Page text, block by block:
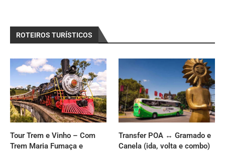
ROTEIROS TURÍSTICOS
Tour Trem e Vinho – Com
Trem Maria Fumaça e
Transfer POA ↔ Gramado e
Canela (ida, volta e combo)